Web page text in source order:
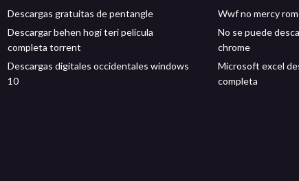
Descargas gratuitas de pentangle
Descargar behen hogi teri película
completa torrent
Descargas digitales occidentales windows
10
Wwf no mercy
No se puede
chrome
Microsoft excel
completa